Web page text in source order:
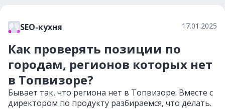
SEO-кухня 17.01.2025
Как проверять позиции по
городам, регионов которых нет
в Топвизоре?
Бывает так, что региона нет в Топвизоре. Вместе с
директором по продукту разбираемся, что делать.